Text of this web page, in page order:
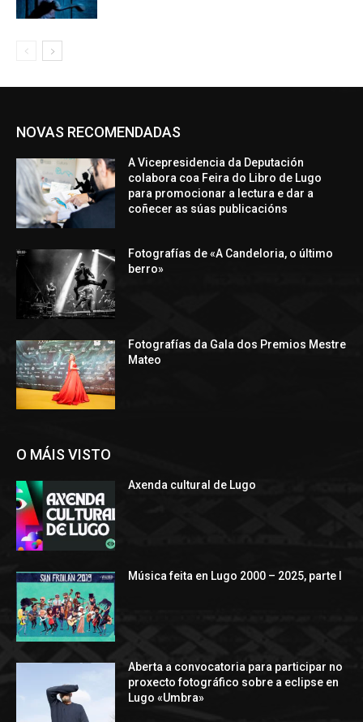
NOVAS RECOMENDADAS
A Vicepresidencia da Deputación
colabora coa Feira do Libro de Lugo
para promocionar a lectura e dar a
coñecer as súas publicacións
Fotografías de «A Candeloria, o último
berro»
Fotografías da Gala dos Premios Mestre
Mateo
O MÁIS VISTO
Axenda cultural de Lugo
Música feita en Lugo 2000 – 2025, parte I
Aberta a convocatoria para participar no
proxecto fotográfico sobre a eclipse en
Lugo «Umbra»